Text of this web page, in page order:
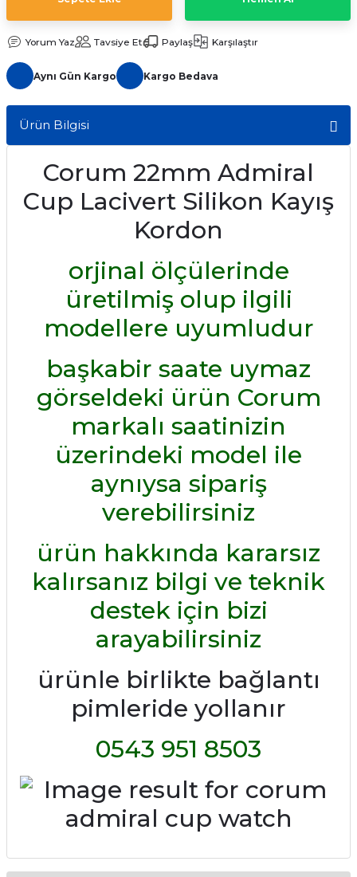
Yorum Yaz Tavsiye Et Paylaş Karşılaştır
Aynı Gün Kargo Kargo Bedava
Ürün Bilgisi
Corum 22mm Admiral
Cup Lacivert Silikon Kayış
Kordon
orjinal ölçülerinde
üretilmiş olup ilgili
modellere uyumludur
başkabir saate uymaz
görseldeki ürün Corum
markalı saatinizin
üzerindeki model ile
aynıysa sipariş
verebilirsiniz
ürün hakkında kararsız
kalırsanız bilgi ve teknik
destek için bizi
arayabilirsiniz
ürünle birlikte bağlantı
pimleride yollanır
0543 951 8503